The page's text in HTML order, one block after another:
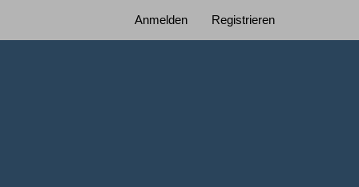
Anmelden Registrieren